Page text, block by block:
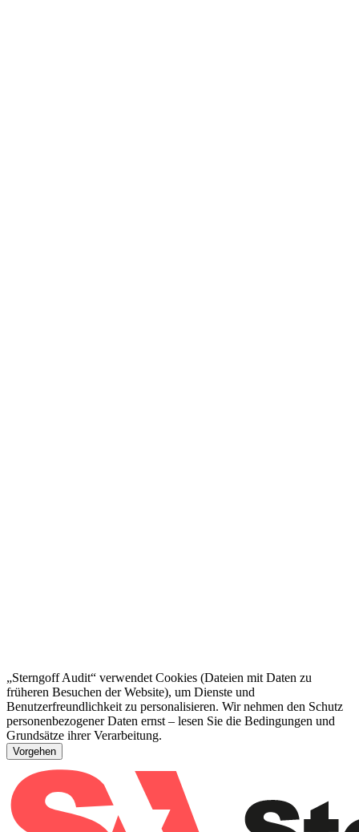
„Sterngoff Audit“ verwendet Cookies (Dateien mit Daten zu
früheren Besuchen der Website), um Dienste und
Benutzerfreundlichkeit zu personalisieren. Wir nehmen den Schutz
personenbezogener Daten ernst – lesen Sie die Bedingungen und
Grundsätze ihrer Verarbeitung.
Vorgehen